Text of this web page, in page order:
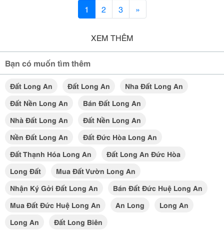
1 2 3 »
XEM THÊM
Bạn có muốn tìm thêm
Đất Long An Đất Long An
Nha Đất Long An
Đất Nền Long An
Bán Đất Long An
Nhà Đất Long An
Đất Nền Long An
Nền Đất Long An
Đất Đức Hòa Long An
Đất Thạnh Hóa Long An
Đất Long An Đức Hòa
Long Đất
Mua Đất Vườn Long An
Nhận Ký Gởi Đất Long An
Bán Đất Đức Huệ Long An
Mua Đất Đức Huệ Long An
An Long
Long An
Long An
Đất Long Biên